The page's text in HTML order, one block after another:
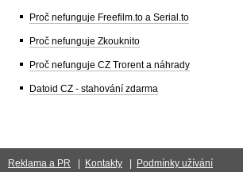
Proč nefunguje Freefilm.to a Serial.to
Proč nefunguje Zkouknito
Proč nefunguje CZ Trorent a náhrady
Datoid CZ - stahování zdarma
Reklama a PR | Kontakty | Podmínky užívání